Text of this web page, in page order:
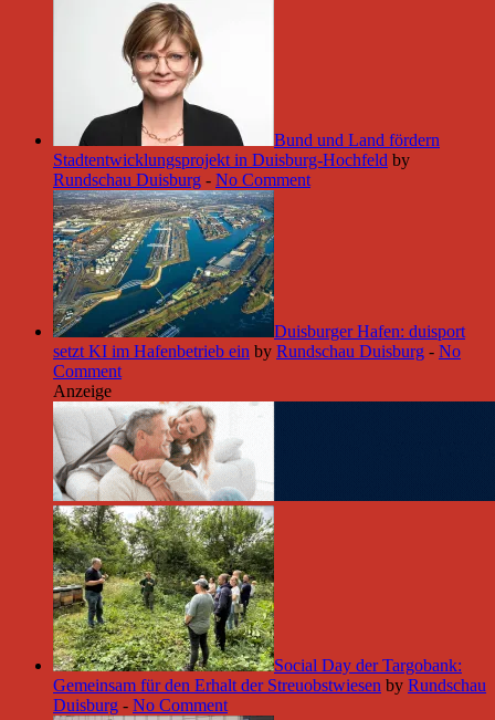
Bund und Land fördern
Stadtentwicklungsprojekt in Duisburg-Hochfeld by
Rundschau Duisburg - No Comment
Duisburger Hafen: duisport
setzt KI im Hafenbetrieb ein by Rundschau Duisburg - No
Comment
Anzeige
Social Day der Targobank:
Gemeinsam für den Erhalt der Streuobstwiesen by Rundschau
Duisburg - No Comment